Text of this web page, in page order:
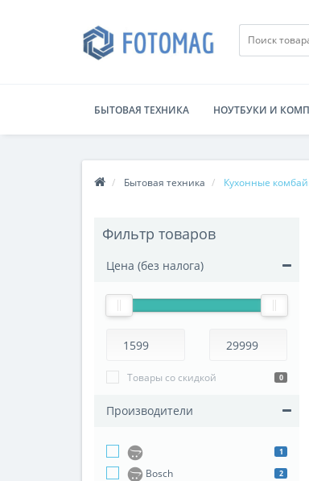
БЫТОВАЯ ТЕХНИКА НОУТБУКИ И
Бытовая техника Кухонные
Фильтр товаров
Цена (без налога)
Товары со скидкой 0
Производители
1
Bosch 2